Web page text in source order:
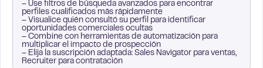
– Use filtros de búsqueda avanzados para encontrar
perfiles cualificados más rápidamente
– Visualice quién consultó su perfil para identificar
oportunidades comerciales ocultas
– Combine con herramientas de automatización para
multiplicar el impacto de prospección
– Elija la suscripción adaptada: Sales Navigator para ventas,
Recruiter para contratación